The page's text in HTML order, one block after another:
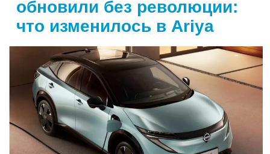
обновили без революции:
что изменилось в Ariya